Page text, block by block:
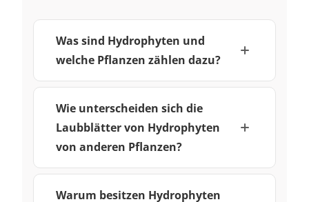
Was sind Hydrophyten und
welche Pflanzen zählen dazu?
Wie unterscheiden sich die
Laubblätter von Hydrophyten
von anderen Pflanzen?
Warum besitzen Hydrophyten